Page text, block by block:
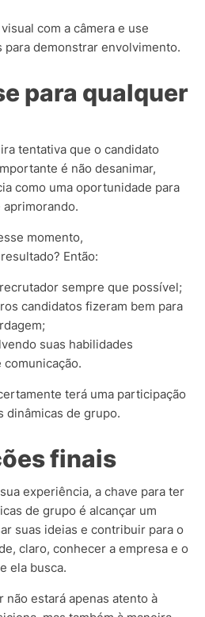
com a câmera e use
para demonstrar envolvimento.
para qualquer
tentativa que o candidato
é não desanimar,
como uma oportunidade para
momento,
Então:
sempre que possível;
candidatos fizeram bem para
suas habilidades
terá uma participação
dinâmicas de grupo.
finais
experiência, a chave para ter
de grupo é alcançar um
suas ideias e contribuir para o
claro, conhecer a empresa e o
ela busca.
estará apenas atento à